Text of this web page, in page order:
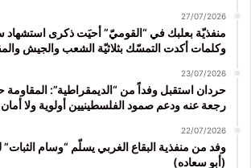
27/07/2026
منفذيّة بعلبك في “القوميّ” أحيَت ذكرى استشهاد
وكلمات أكدت التمسّك بثلاثيّة الشعب والجيش
23/07/2026
حردان استقبل وفداً من “الديمقراطية”: المقاومة
رجعة عنه ودعم صمود الفلسطينيين أولوية ولا أمان
22/07/2026
وفد من منفذية البقاع الغربي يسلّم “وسام
(أبو سعاده)